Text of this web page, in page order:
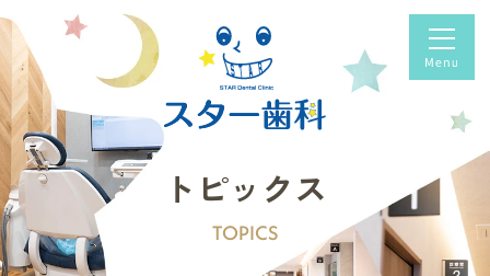
トピックス
TOPICS